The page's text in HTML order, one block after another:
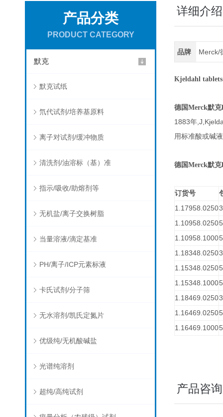
产品分类
PRODUCT CATEGORY
默克
默克试纸
氘代试剂/培养基原料
离子对试剂/缓冲物质
清洗剂/油溶标（基）准
指示/吸收/助熔剂等
无机盐/离子交换树脂
当量溶液/滴定基准
PH/离子/ICP元素标液
卡氏试剂/分子筛
无水溶剂/凯氏定氮片
优级纯/无机酸碱盐
光谱纯溶剂
超纯/高纯试剂
详细介绍
品牌 Merck/
Kjeldahl
德国Merck默克
1883年
用标准酸或碱
德国Merck默克
订货号
1.17958.0250
1.10958.0250
1.10958.1000
1.18348.0250
1.15348.0250
1.15348.1000
1.18469.0250
1.16469.0250
1.16469.1000
产品咨询